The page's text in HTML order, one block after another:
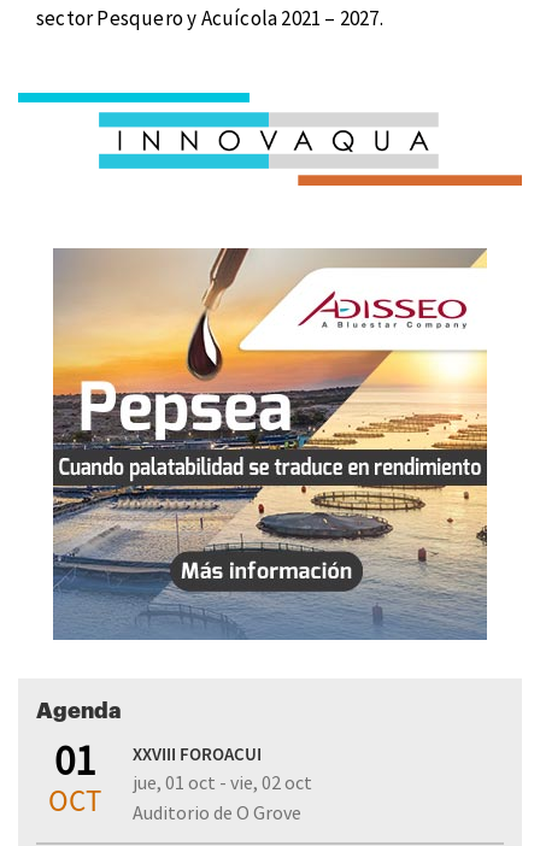
sector Pesquero y Acuícola 2021 – 2027.
Agenda
01
OCT
XXVIII FOROACUI
jue, 01 oct - vie, 02 oct
Auditorio de O Grove